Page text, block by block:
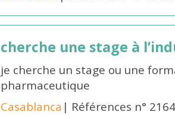
cherche une stage à
je cherche un stage ou une
pharmaceutique
Casablanca | Références n°